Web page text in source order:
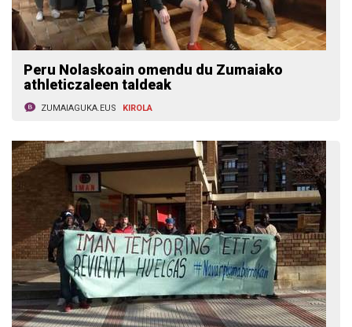
Peru Nolaskoain omendu du Zumaiako
athleticzaleen taldeak
ZUMAIAGUKA.EUS KIROLA